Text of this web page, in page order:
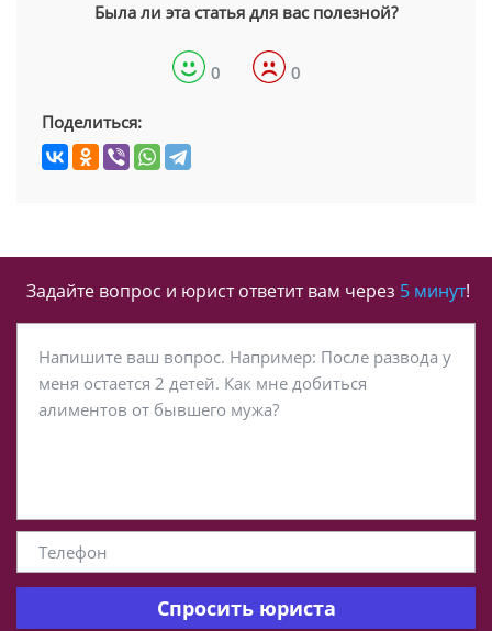
Была ли эта статья для вас полезной?
0 0
Поделиться:
Задайте вопрос и юрист ответит вам через 5 минут!
Спросить юриста